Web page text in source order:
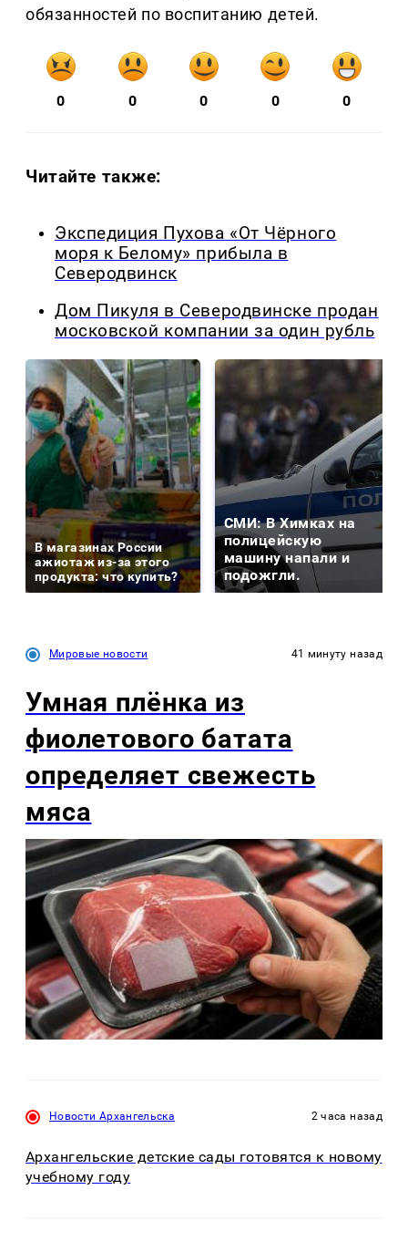
обязанностей по воспитанию детей.
0 0 0 0 0
Читайте также:
Экспедиция Пухова «От Чёрного
моря к Белому» прибыла в
Северодвинск
Дом Пикуля в Северодвинске продан
московской компании за один рубль
В магазинах России
ажиотаж из-за этого
продукта: что купить?
СМИ: В Химках на
полицейскую
машину напали и
подожгли.
Мировые новости 41 минуту назад
Умная плёнка из
фиолетового батата
определяет свежесть
мяса
Новости Архангельска 2 часа назад
Архангельские детские сады готовятся к новому
учебному году